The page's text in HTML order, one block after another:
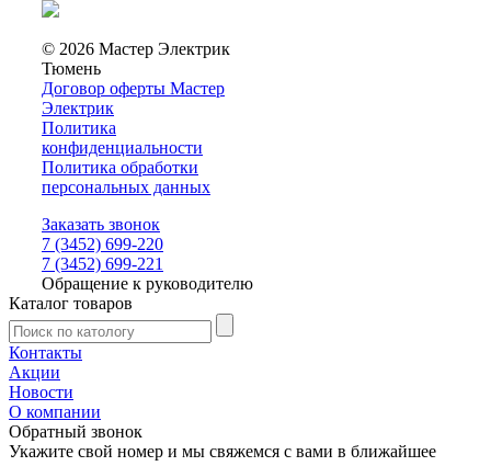
© 2026 Мастер Электрик
Тюмень
Договор оферты Мастер
Электрик
Политика
конфиденциальности
Политика обработки
персональных данных
Заказать звонок
7 (3452) 699-220
7 (3452) 699-221
Обращение к руководителю
Каталог товаров
Контакты
Акции
Новости
О компании
Обратный звонок
Укажите свой номер и мы свяжемся с вами в ближайшее